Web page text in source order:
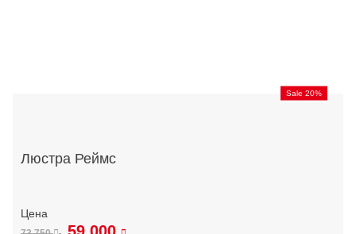
Sale 20%
Люстра Реймс